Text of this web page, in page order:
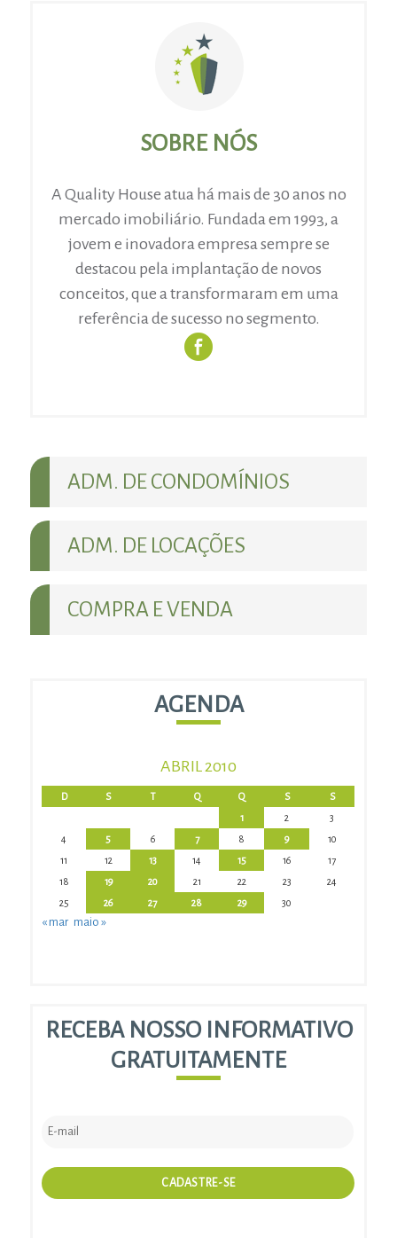
A
P
G
N
A
SOBRE NÓS
A Quality House atua há mais de 30 anos no
mercado imobiliário. Fundada em 1993, a
jovem e inovadora empresa sempre se
destacou pela implantação de novos
conceitos, que a transformaram em uma
referência de sucesso no segmento.
ADM. DE CONDOMÍNIOS
ADM. DE LOCAÇÕES
COMPRA E VENDA
AGENDA
ABRIL 2010
D S T Q Q S
S
1
2
3
4
5 6 7 8 9
10
11
12 13 14 15 16
17
18
19 20 21 22 23
24
25
26 27 28 29 30
« mar maio »
RECEBA NOSSO INFORMATIVO
GRATUITAMENTE